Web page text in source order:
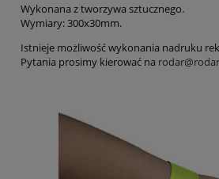
Wykonana z tworzywa sztucznego.
Wymiary: 300x30mm.
Istnieje możliwość wykonania nadruku
Pytania prosimy kierować na